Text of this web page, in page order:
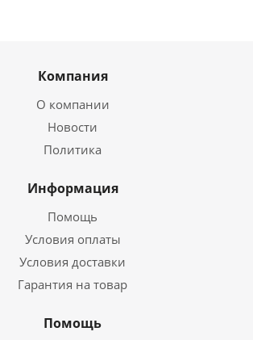
Компания
О компании
Новости
Политика
Информация
Помощь
Условия оплаты
Условия доставки
Гарантия на товар
Помощь